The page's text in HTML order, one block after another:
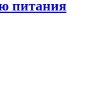
питания